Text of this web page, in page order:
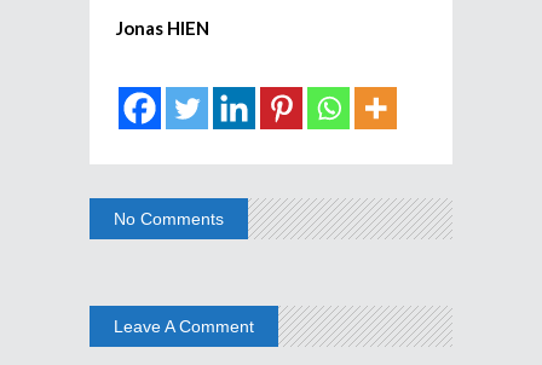
Jonas HIEN
No Comments
Leave A Comment